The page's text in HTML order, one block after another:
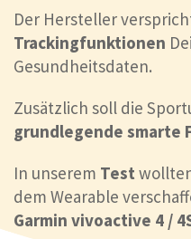
Der Hersteller
Trackingfunktionen
Gesundheitsdaten.
Zusätzlich soll die
grundlegende smarte
In unserem Test
dem Wearable
Garmin vivoactive 4 /